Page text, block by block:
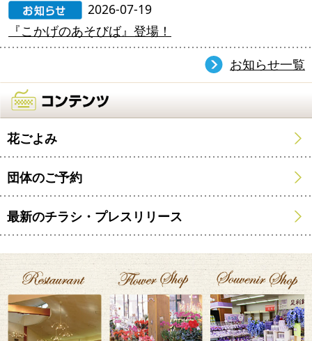
2026-07-19
『こかげのあそびば』登場！
お知らせ一覧
花ごよみ
団体のご予約
最新のチラシ・プレスリリース